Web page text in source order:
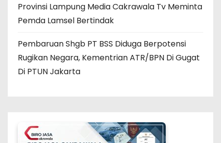
Provinsi Lampung Media Cakrawala Tv Meminta
Pemda Lamsel Bertindak
Pembaruan Shgb PT BSS Diduga Berpotensi
Rugikan Negara, Kementrian ATR/BPN Di Gugat
Di PTUN Jakarta